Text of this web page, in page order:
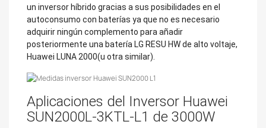
un inversor híbrido gracias a sus posibilidades en el
autoconsumo con baterías ya que no es necesario
adquirir ningún complemento para añadir
posteriormente una batería LG RESU HW de alto voltaje,
Huawei LUNA 2000(u otra similar).
Aplicaciones del Inversor Huawei
SUN2000L-3KTL-L1 de 3000W